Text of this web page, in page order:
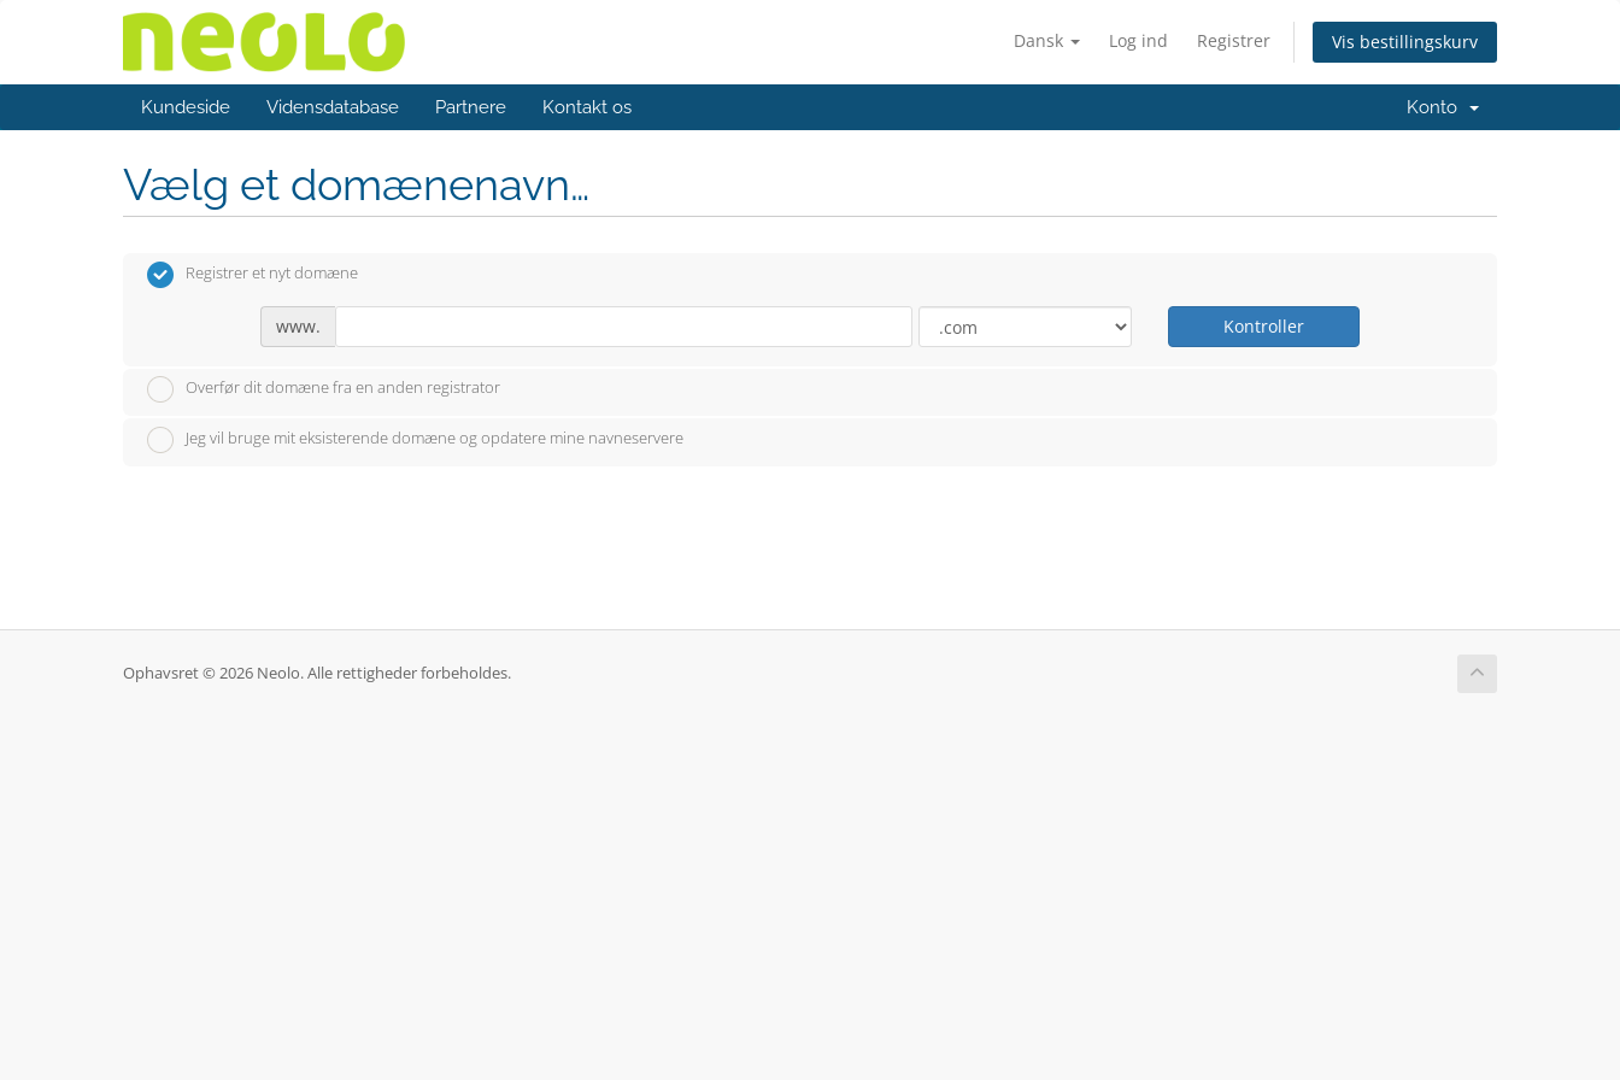
Dansk Log ind Registrer Vis bestillingskurv
Kundeside Vidensdatabase Partnere Kontakt os Konto
Vælg et domænenavn…
Registrer et nyt domæne
www. Kontroller
Overfør dit domæne fra en anden registrator
Jeg vil bruge mit eksisterende domæne og opdatere mine navneservere
Ophavsret © 2026 Neolo. Alle rettigheder forbeholdes.